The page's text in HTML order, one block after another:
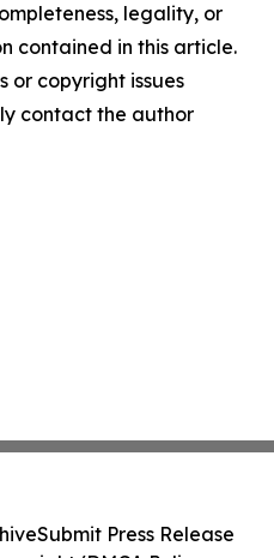
legality, or
contained in this article.
or copyright issues
contact the author
Submit Press Release